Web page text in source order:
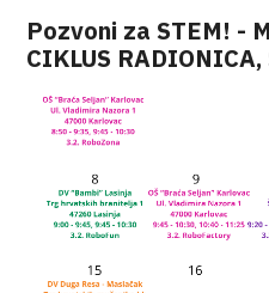
Pozvoni za STEM! -
CIKLUS